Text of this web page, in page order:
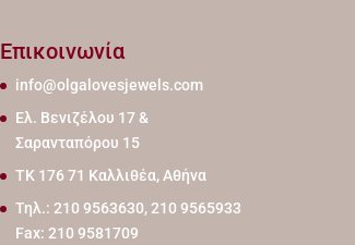
Επικοινωνία
info@olgalovesjewels.com
Ελ. Βενιζέλου 17 &
Σαρανταπόρου 15
ΤΚ 176 71 Καλλιθέα, Αθήνα
Τηλ.: 210 9563630, 210 9565933
Fax: 210 9581709